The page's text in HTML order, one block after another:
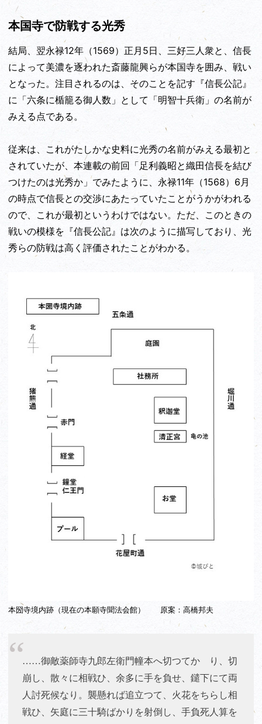
本国寺で防戦する光秀
結局、翌永禄12年（1569）正月5日、三好三人衆と、信長
によって美濃を逐われた斎藤龍興らが本国寺を囲み、戦い
となった。注目されるのは、そのことを記す『信長公記』
に「六条に楯籠る御人数」として「明智十兵衛」の名前が
みえる点である。
従来は、これがたしかな史料に光秀の名前がみえる最初と
されていたが、本連載の前回「足利義昭と織田信長を結び
つけたのは光秀か」でみたように、永禄11年（1568）6月
の時点で信長との交渉にあたっていたことがうかがわれる
ので、これが最初というわけではない。ただ、このときの
戦いの模様を『信長公記』は次のように描写しており、光
秀らの防戦は高く評価されたことがわかる。
本圀寺境内跡（現在の本願寺聞法会館） 原案：高橋邦夫
……御敵薬師寺九郎左衛門幢本へ切つてかゝり、切
崩し、散々に相戦ひ、余多に手を負せ、鑓下にて両
人討死候なり。襲懸れば追立つて、火花をちらし相
戦ひ、矢庭に三十騎ばかりを射倒し、手負死人算を